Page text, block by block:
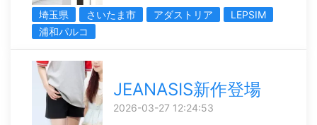
埼玉県
さいたま市 アダストリア
LEPSIM
浦和パルコ
JEANASIS新作登場
2026-03-27 12:24:53